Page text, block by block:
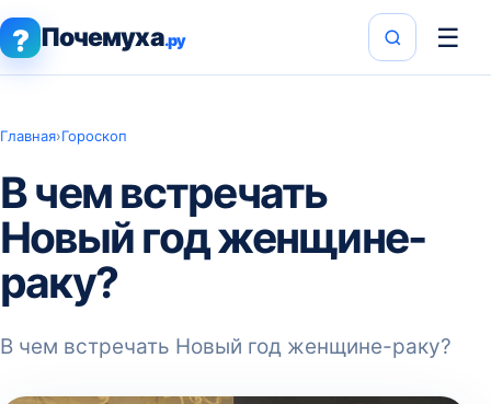
? Почемуха.ру ☰
Главная›Гороскоп
В чем встречать
Новый год женщине-
раку?
В чем встречать Новый год женщине-раку?